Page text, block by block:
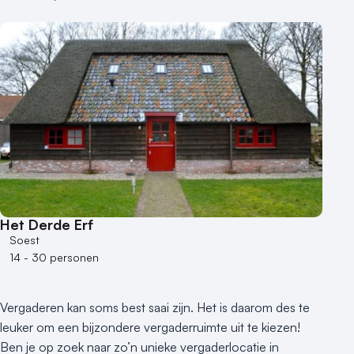
Buitenlocatie
Duurzame locatie
Groene locatie
Heisessie
Hotel
Hybride events
Industriële locatie
Kasteel en landgoed
Kleine / intieme locatie
Locaties aan zee
Museum
Theater
Het Derde Erf
Soest
14 - 30 personen
Vergaderen kan soms best saai zijn. Het is daarom des te
leuker om een bijzondere vergaderruimte uit te kiezen!
Ben je op zoek naar zo’n unieke vergaderlocatie in